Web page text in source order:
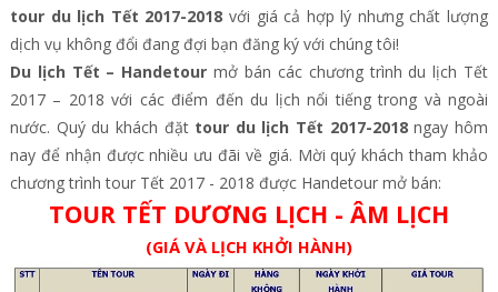
tour du lịch Tết 2017-2018 với giá cả hợp lý nhưng chất lượng
dịch vụ không đổi đang đợi bạn đăng ký với chúng tôi!
Du lịch Tết – Handetour mở bán các chương trình du lịch Tết
2017 – 2018 với các điểm đến du lịch nổi tiếng trong và ngoài
nước. Quý du khách đặt tour du lịch Tết 2017-2018ngay hôm
nay để nhận được nhiều ưu đãi về giá. Mời quý khách tham khảo
chương trình tour Tết 2017 - 2018 được Handetour mở bán:
TOUR TẾT DƯƠNG LỊCH - ÂM LỊCH
(GIÁ VÀ LỊCH KHỞI HÀNH)